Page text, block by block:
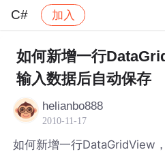
C# 加入
社区 C# 帖子详情
如何新增一行
输入数据后自动保存
helianbo888
2010-11-17
如何新增一行DataGridView